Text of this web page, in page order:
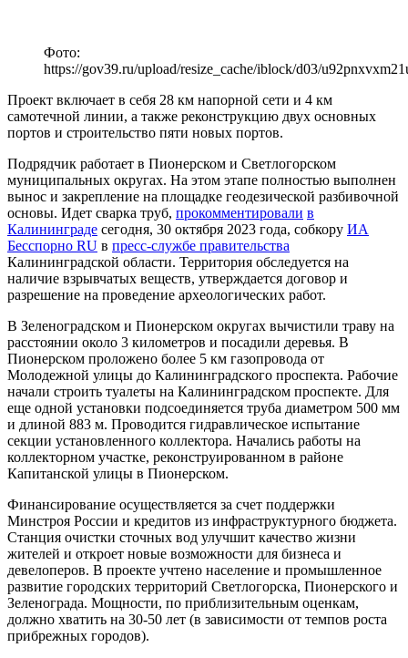
Фото:
https://gov39.ru/upload/resize_cache/iblock/d03/
Проект включает в себя 28 км напорной сети и 4 км
самотечной линии, а также реконструкцию двух основных
портов и строительство пяти новых портов.
Подрядчик работает в Пионерском и Светлогорском
муниципальных округах. На этом этапе полностью выполнен
вынос и закрепление на площадке геодезической разбивочной
основы. Идет сварка труб, прокомментировали в
Калининграде сегодня, 30 октября 2023 года, собкору ИА
Бесспорно RU в пресс-службе правительства
Калининградской области. Территория обследуется на
наличие взрывчатых веществ, утверждается договор и
разрешение на проведение археологических работ.
В Зеленоградском и Пионерском округах вычистили траву на
расстоянии около 3 километров и посадили деревья. В
Пионерском проложено более 5 км газопровода от
Молодежной улицы до Калининградского проспекта. Рабочие
начали строить туалеты на Калининградском проспекте. Для
еще одной установки подсоединяется труба диаметром 500 мм
и длиной 883 м. Проводится гидравлическое испытание
секции установленного коллектора. Начались работы на
коллекторном участке, реконструированном в районе
Капитанской улицы в Пионерском.
Финансирование осуществляется за счет поддержки
Минстроя России и кредитов из инфраструктурного бюджета.
Станция очистки сточных вод улучшит качество жизни
жителей и откроет новые возможности для бизнеса и
девелоперов. В проекте учтено население и промышленное
развитие городских территорий Светлогорска, Пионерского и
Зеленограда. Мощности, по приблизительным оценкам,
должно хватить на 30-50 лет (в зависимости от темпов роста
прибрежных городов).